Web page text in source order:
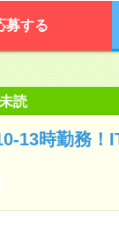
募する
未読
13時勤務！